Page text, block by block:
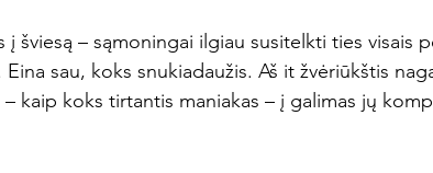
šviesą – sąmoningai ilgiau susitelkti ties visais
sau, koks snukiadaužis. Aš it žvėriūkštis
kaip koks tirtantis maniakas – į galimas jų